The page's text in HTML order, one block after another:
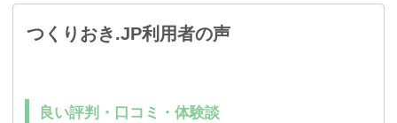
つくりおき.JP利用者の声
良い評判・口コミ・体験談